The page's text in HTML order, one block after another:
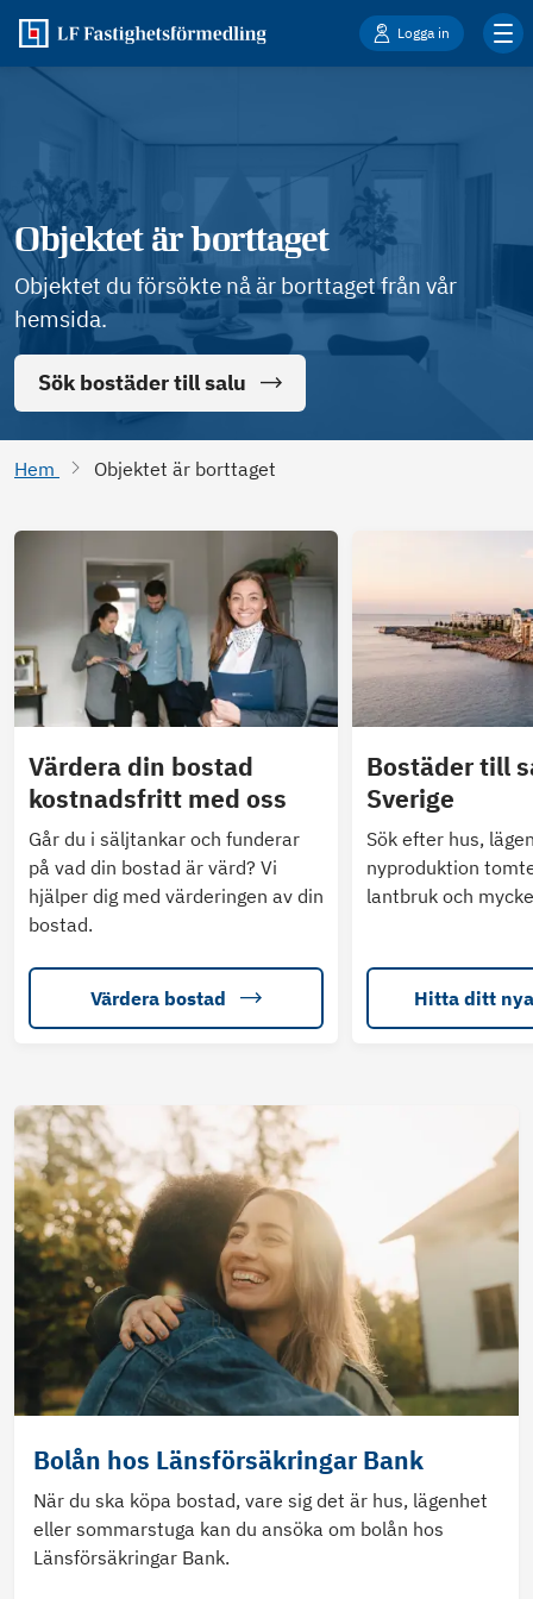
Logga in
Objektet är borttaget
Objektet du försökte nå är borttaget från vår
hemsida.
Sök bostäder till salu
Hem Objektet är borttaget
Värdera din bostad
kostnadsfritt med oss
Går du i säljtankar och funderar
på vad din bostad är värd? Vi
hjälper dig med värderingen av din
bostad.
Värdera bostad
Bostäder till
Sverige
Sök efter hus,
nyproduktion
lantbruk och
Hitta ditt
Bolån hos Länsförsäkringar Bank
När du ska köpa bostad, vare sig det är hus, lägenhet
eller sommarstuga kan du ansöka om bolån hos
Länsförsäkringar Bank.